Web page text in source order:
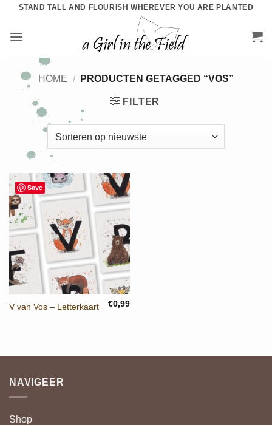
inhoud
STAND TALL AND FLOURISH WHEREVER YOU ARE PLANTED
HOME / PRODUCTEN GETAGGED “VOS”
FILTER
Save
V van Vos – Letterkaart €0,99
NAVIGEER
Shop